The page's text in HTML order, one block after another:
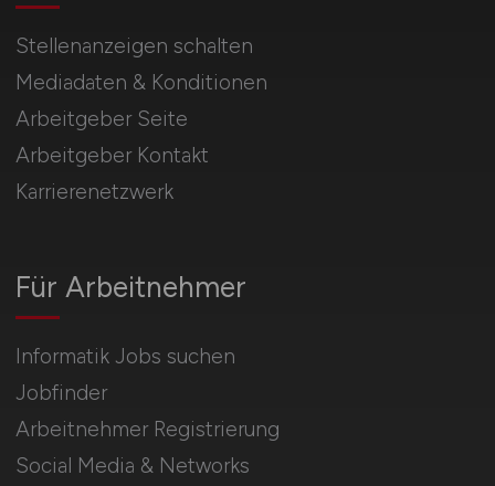
Für Arbeitnehmer
Informatik Jobs suchen
Jobfinder
Arbeitnehmer Registrierung
Social Media & Networks
Stellenanzeigen schalten
Mediadaten & Konditionen
Arbeitgeber Seite
Arbeitgeber Kontakt
Karrierenetzwerk